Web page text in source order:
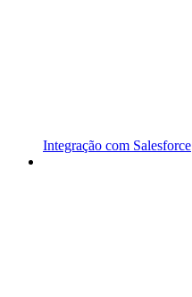
Integração com Salesforce